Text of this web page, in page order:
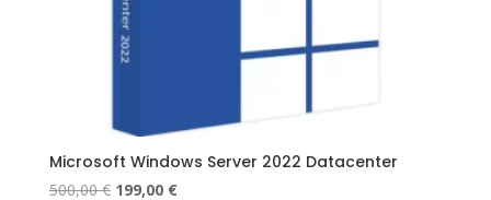
Microsoft Windows Server 2022 Datacenter
500,00€ Le
199,00 €Le